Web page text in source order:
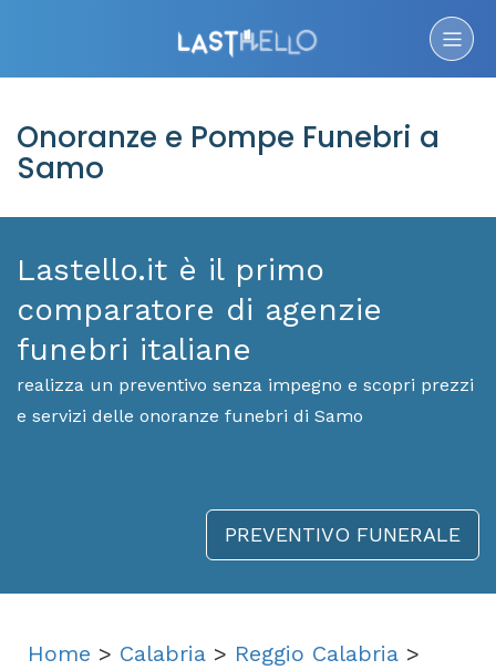
Onoranze e Pompe Funebri a
Samo
Lastello.it è il primo
comparatore di agenzie
funebri italiane
realizza un preventivo senza impegno e scopri prezzi
e servizi delle onoranze funebri di Samo
PREVENTIVO FUNERALE
Home > Calabria > Reggio Calabria >